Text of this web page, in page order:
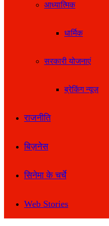
आध्यात्मिक
धार्मिक
सरकारी योजनाएं
ब्रेकिंग न्यूज़
राजनीति
बिज़नेस
सिनेमा के चर्चे
Web Stories